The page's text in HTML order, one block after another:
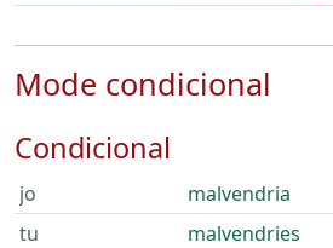
Mode condicional
Condicional
jo
malvendria
tu
malvendries